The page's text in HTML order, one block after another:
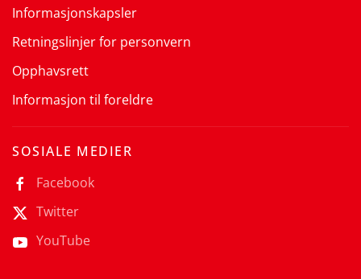
Informasjonskapsler
Retningslinjer for personvern
Opphavsrett
Informasjon til foreldre
SOSIALE MEDIER
Facebook
Twitter
YouTube